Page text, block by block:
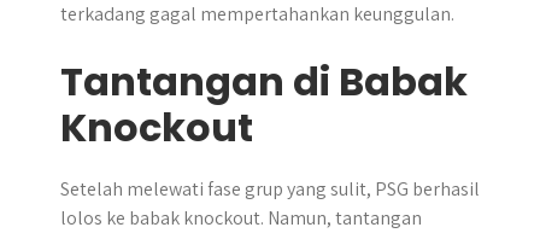
terkadang gagal mempertahankan keunggulan.
Tantangan di Babak
Knockout
Setelah melewati fase grup yang sulit, PSG berhasil
lolos ke babak knockout. Namun, tantangan